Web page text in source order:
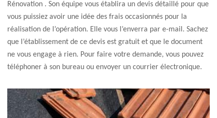
Rénovation . Son équipe vous établira un devis détaillé pour que
vous puissiez avoir une idée des frais occasionnés pour la
réalisation de l’opération. Elle vous l’enverra par e-mail. Sachez
que l’établissement de ce devis est gratuit et que le document
ne vous engage à rien. Pour faire votre demande, vous pouvez
téléphoner à son bureau ou envoyer un courrier électronique.